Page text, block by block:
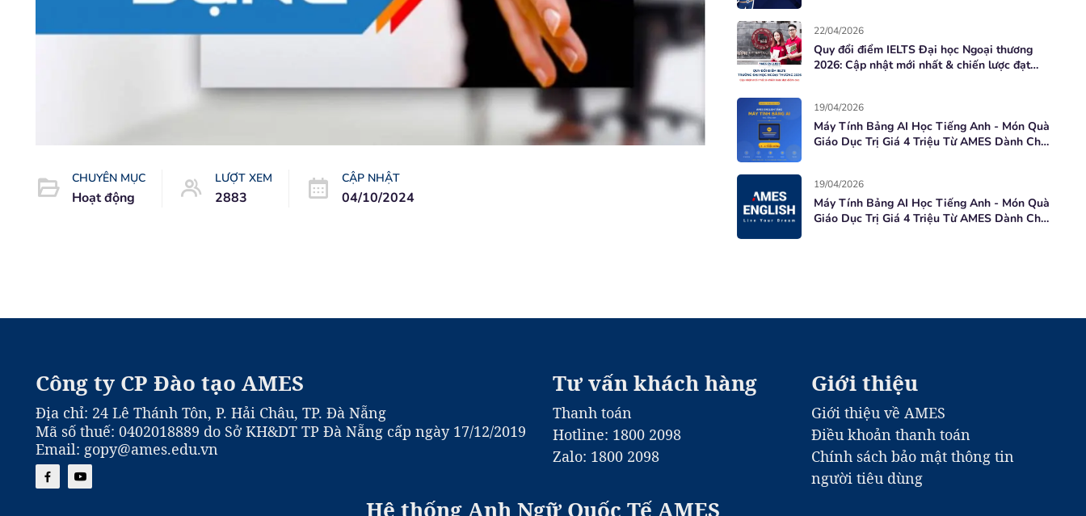
CHUYÊN MỤC
Hoạt động
LƯỢT XEM
2883
CẬP NHẬT
04/10/2024
22/04/2026
Quy đổi điểm IELTS Đại học Ngoại thương
2026: Cập nhật mới nhất & chiến lược đạt
19/04/2026
Máy Tính Bảng AI Học Tiếng Anh - Món Quà
Giáo Dục Trị Giá 4 Triệu Từ AMES Dành Cho
19/04/2026
Máy Tính Bảng AI Học Tiếng Anh - Món Quà
Giáo Dục Trị Giá 4 Triệu Từ AMES Dành Cho
Công ty CP Đào tạo AMES
Địa chỉ: 24 Lê Thánh Tôn, P. Hải Châu, TP. Đà Nẵng
Mã số thuế: 0402018889 do Sở KH&DT TP Đà Nẵng cấp ngày 17/12/2019
Email: gopy@ames.edu.vn
Tư vấn khách hàng
Thanh toán
Hotline: 1800 2098
Zalo: 1800 2098
Giới thiệu
Giới thiệu về AMES
Điều khoản thanh toán
Chính sách bảo mật thông tin
người tiêu dùng
Hệ thống Anh Ngữ Quốc Tế AMES